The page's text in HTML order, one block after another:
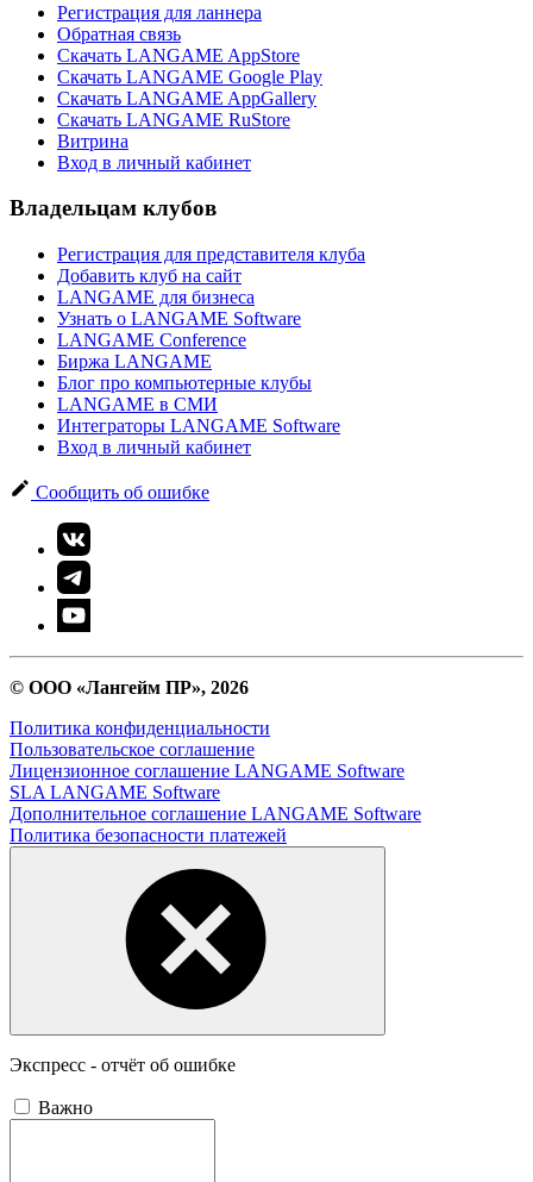
Регистрация для ланнера
Обратная связь
Скачать LANGAME AppStore
Скачать LANGAME Google Play
Скачать LANGAME AppGallery
Скачать LANGAME RuStore
Витрина
Вход в личный кабинет
Владельцам клубов
Регистрация для представителя клуба
Добавить клуб на сайт
LANGAME для бизнеса
Узнать о LANGAME Software
LANGAME Conference
Биржа LANGAME
Блог про компьютерные клубы
LANGAME в СМИ
Интеграторы LANGAME Software
Вход в личный кабинет
Сообщить об ошибке
© ООО «Лангейм ПР», 2026
Политика конфиденциальности
Пользовательское соглашение
Лицензионное соглашение LANGAME Software
SLA LANGAME Software
Дополнительное соглашение LANGAME Software
Политика безопасности платежей
Экспресс - отчёт об ошибке
Важно